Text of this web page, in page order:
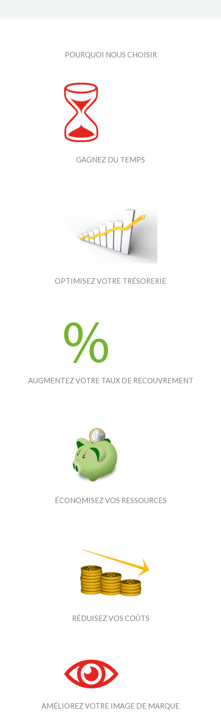
POURQUOI NOUS CHOISIR
GAGNEZ DU TEMPS
OPTIMISEZ VOTRE TRÉSORERIE
AUGMENTEZ VOTRE TAUX DE RECOUVREMENT
ÉCONOMISEZ VOS RESSOURCES
RÉDUISEZ VOS COÛTS
AMÉLIOREZ VOTRE IMAGE DE MARQUE